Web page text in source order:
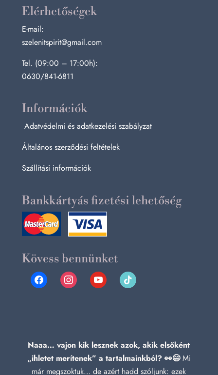
Elérhetőségek
E-mail:
szelenitspirit@gmail.com
Tel. (09:00 – 17:00h):
0630/841-6811
Információk
Adatvédelmi és adatkezelési szabályzat
Általános szerződési feltételek
Szállítási információk
Bankkártyás fizetési lehetőség
Kövess bennünket
facebookinstagramyoutube tiktok
Naaa… vajon kik lesznek azok, akik elsőként
„ihletet merítenek” a tartalmainkból? 👀😄Mi
már megszoktuk… de azért hadd szóljunk: ezek